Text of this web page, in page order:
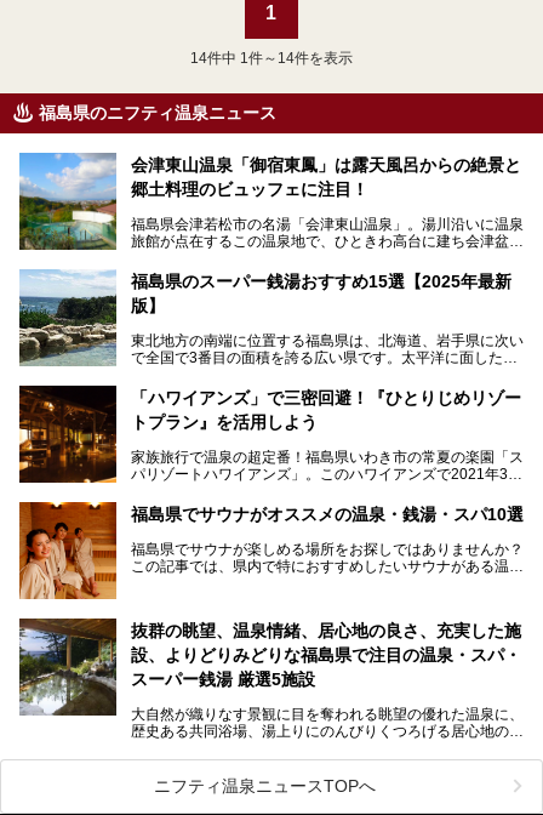
1
14件中 1件～14件を表示
福島県のニフティ温泉ニュース
会津東山温泉「御宿東鳳」は露天風呂からの絶景と
郷土料理のビュッフェに注目！
福島県会津若松市の名湯「会津東山温泉」。湯川沿いに温泉
旅館が点在するこの温泉地で、ひときわ高台に建ち会津盆地
ELS & RESORTSの「御宿東鳳」です。
大浴場は「宙の湯」「棚雲の湯」の2つ。いずれも素晴らし
の郷土料理など夕朝食の美味しさも評判。人気のこのお宿の
過ごし方を徹底紹介いたします。
───
提供元：オリックス・ホテルマネジメント株式会社【PR】
この記事は会津東山温泉 御宿東鳳のPR記事です。
福島県のスーパー銭湯おすすめ15選【2025年最新
版】
東北地方の南端に位置する福島県は、北海道、岩手県に次い
で全国で3番目の面積を誇る広い県です。太平洋に面した
る「中通り」、磐梯山や猪苗代湖、五色沼、尾瀬湿原などが
ある「会津地方」まで、変化に富んだ自然を楽しめるのが魅
力です。
も良好で、首都圏からの週末旅行先としても人気の福島県。
そんな福島県でチェックしておきたい、評判のスーパー銭湯
「ハワイアンズ」で三密回避！『ひとりじめリゾー
トプラン』を活用しよう
家族旅行で温泉の超定番！福島県いわき市の常夏の楽園「ス
パリゾートハワイアンズ」。このハワイアンズで2021年3月
く温泉編」をスタートしました。
子供と一緒に安心して温泉に行きたい、そんな方にお役立ち
のこのプランをはじめとして、ハワイアンズの「ひとりじめ
リゾートプラン」の魅力をご紹介します。
福島県でサウナがオススメの温泉・銭湯・スパ10選
福島県でサウナが楽しめる場所をお探しではありませんか？
この記事では、県内で特におすすめしたいサウナがある温泉
「最近疲れが溜まってる。リフレッシュできる場所ないか
な？」
そんな方は、ぜひサウナに足を運んでみてくださいね。
抜群の眺望、温泉情緒、居心地の良さ、充実した施
設、よりどりみどりな福島県で注目の温泉・スパ・
スーパー銭湯 厳選5施設
大自然が織りなす景観に目を奪われる眺望の優れた温泉に、
歴史ある共同浴場、湯上りにのんびりくつろげる居心地のい
スーパー銭湯など、多種多様な温浴施設が割拠する福島県。
今回は、そんな福島県にある温浴施設のなかから、筆者が
「一度訪ねてみたい」と気になっている魅力的な施設を5件
ニフティ温泉ニュースTOPへ